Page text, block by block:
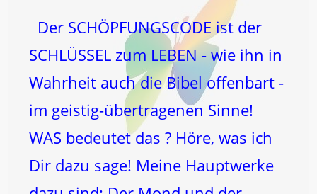
Der SCHÖPFUNGSCODE ist der
SCHLÜSSEL zum LEBEN - wie ihn in
Wahrheit auch die Bibel offenbart -
im geistig-übertragenen Sinne!
WAS bedeutet das ? Höre, was ich
Dir dazu sage! Meine Hauptwerke